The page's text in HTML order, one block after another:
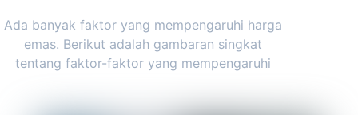
Ada banyak faktor yang mempengaruhi harga
emas. Berikut adalah gambaran singkat
tentang faktor-faktor yang mempengaruhi